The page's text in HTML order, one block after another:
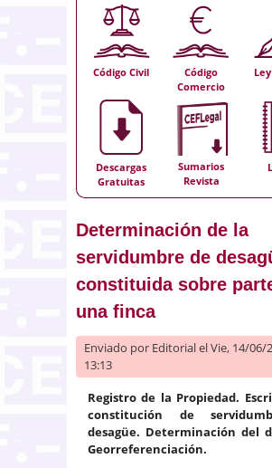
Código Civil
Código
Comercio
Descargas
Gratuitas
Sumarios
Revista
Determinación de la
servidumbre de
constituida sobre
una finca
Enviado por Editorialel Vie, 14/06/
13:13
Registro de la Propiedad.
constitución de
desagüe. Determinación del
Georreferenciación.